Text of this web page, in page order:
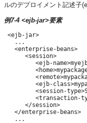
ルのデプロイメント記述子(
例7-4 <ejb-jar>要素
<ejb-jar>
   ...
   <enterprise-beans>
      <session>
<ejb-
<ejb-
<session-
<transaction-
      </session>
   </enterprise-beans>
   ...